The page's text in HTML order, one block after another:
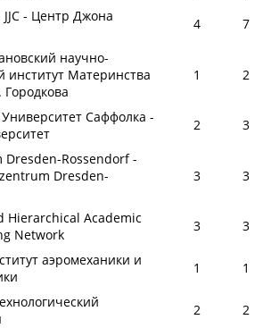
- Центр Джона
4
7
научно-
институт Материнства
1 2
Саффолка -
2
3
Rossendorf -
Dresden-
3 3
Hierarchical Academic
Network
3
3
аэромеханики и
1
1
2
2